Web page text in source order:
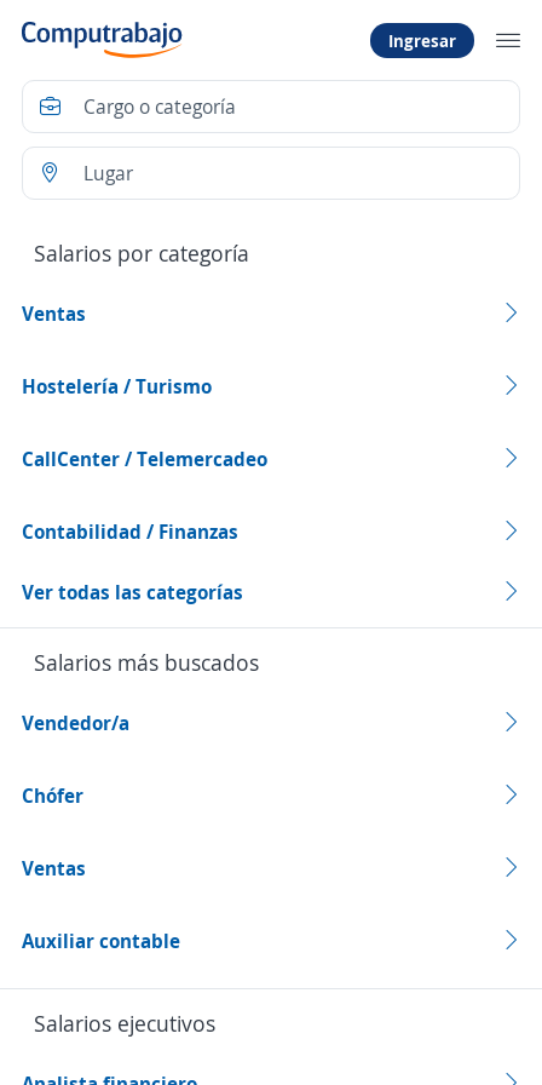
Ingresar
Salarios por categoría
Ventas
Hostelería / Turismo
CallCenter / Telemercadeo
Contabilidad / Finanzas
Ver todas las categorías
Salarios más buscados
Vendedor/a
Chófer
Ventas
Auxiliar contable
Salarios ejecutivos